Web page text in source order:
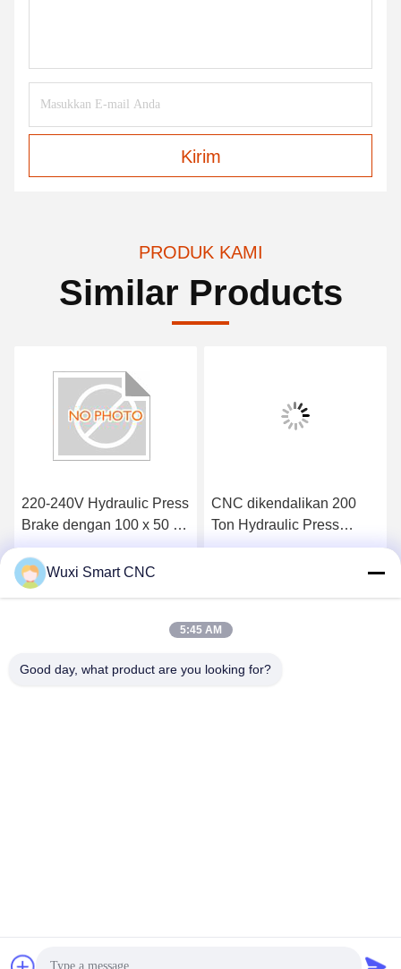
Kirim
PRODUK KAMI
Similar Products
220-240V Hydraulic Press
Brake dengan 100 x 50 x
25 cm Dimensi dan 5,2 kg
Berat
Dapatkan Harga Terbaik
CNC dikendalikan 200
Ton Hydraulic Press
Brake untuk lentur
Dapatkan Harga Terbaik
Cina Kualitas Baik Rem Hidrolik Pemasok. Hak cipta © 2019-2026 Wuxi
Wuxi Smart CNC
5:45 AM
Good day, what product are you looking for?